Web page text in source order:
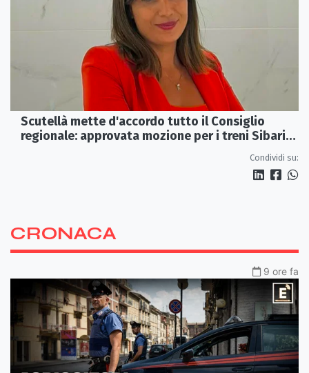
Scutellà mette d'accordo tutto il Consiglio
regionale: approvata mozione per i treni Sibari-
Condividi su:
CRONACA
9 ore fa